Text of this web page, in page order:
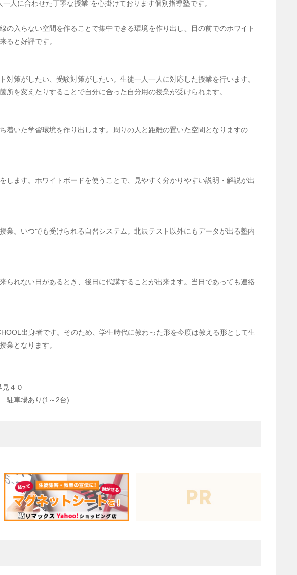
人に合わせた丁寧な授業”を心掛けております個別指導塾です。
の入らない空間を作ることで集中できる環境を作り出し、目の前でのホワイト
ると好評です。
対策がしたい、受験対策がしたい。生徒一人一人に対応した授業を行います。
所を変えたりすることで自分に合った自分用の授業が受けられます。
着いた学習環境を作り出します。周りの人と距離の置いた空間となりますの
します。ホワイトボードを使うことで、見やすく分かりやすい説明・解説が出
業。いつでも受けられる自習システム。北辰テスト以外にもデータが出る塾内
られない日があるとき、後日に代講することが出来ます。当日であっても連絡
出身者です。そのため、学生時代に教わった形を今度は教える形として生
業となります。
４０
駐車場あり(1～2台)